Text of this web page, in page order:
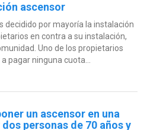
ascensor
decidido por mayoría la instalación
en contra a su instalación,
Uno de los propietarios
pagar ninguna cuota...
un ascensor en una
personas de 70 años y